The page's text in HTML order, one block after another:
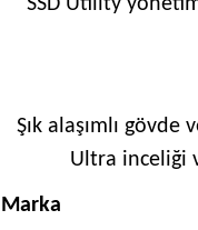
SSD Utility
Şık alaşımlı
Ultra inceliği
Marka